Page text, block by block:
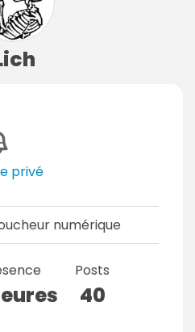
privé
numérique
Posts
40